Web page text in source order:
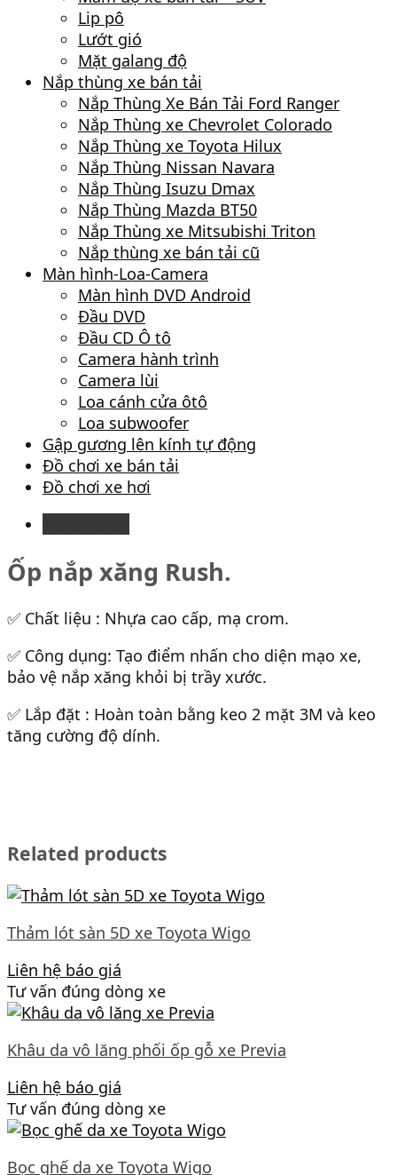
Lip pô
Lướt gió
Mặt galang độ
Nắp thùng xe bán tải
Nắp Thùng Xe Bán Tải Ford Ranger
Nắp Thùng xe Chevrolet Colorado
Nắp Thùng xe Toyota Hilux
Nắp Thùng Nissan Navara
Nắp Thùng Isuzu Dmax
Nắp Thùng Mazda BT50
Nắp Thùng xe Mitsubishi Triton
Nắp thùng xe bán tải cũ
Màn hình-Loa-Camera
Màn hình DVD Android
Đầu DVD
Đầu CD Ô tô
Camera hành trình
Camera lùi
Loa cánh cửa ôtô
Loa subwoofer
Gập gương lên kính tự động
Đồ chơi xe bán tải
Đồ chơi xe hơi
Ốp nắp xăng Rush.
✅ Chất liệu : Nhựa cao cấp, mạ crom.
✅ Công dụng: Tạo điểm nhấn cho diện mạo xe,
bảo vệ nắp xăng khỏi bị trầy xước.
✅ Lắp đặt : Hoàn toàn bằng keo 2 mặt 3M và keo
tăng cường độ dính.
Related products
Thảm lót sàn 5D xe Toyota Wigo
Liên hệ báo giá
Tư vấn đúng dòng xe
Khâu da vô lăng phối ốp gỗ xe Previa
Liên hệ báo giá
Tư vấn đúng dòng xe
Bọc ghế da xe Toyota Wigo